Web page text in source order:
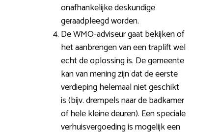
onafhankelijke deskundige
geraadpleegd worden.
De WMO-adviseur gaat bekijken of
het aanbrengen van een traplift wel
echt de oplossing is. De gemeente
kan van mening zijn dat de eerste
verdieping helemaal niet geschikt
is (bijv. drempels naar de badkamer
of hele kleine deuren). Een speciale
verhuisvergoeding is mogelijk een